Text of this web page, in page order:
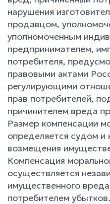
нарушения
продавцом,
уполномоченным
предпринимателем,
потребителя,
правовыми актами
регулирующими
прав потребителей,
причинителем вреда
Размер компенсации
определяется судом и
возмещения
Компенсация
осуществляется
имущественного
потребителем убытков.